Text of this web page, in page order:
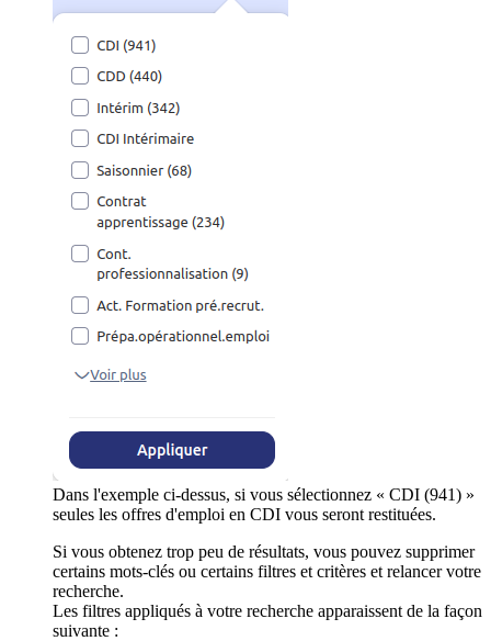
Dans l'exemple ci-dessus, si vous sélectionnez « CDI (941) »
seules les offres d'emploi en CDI vous seront restituées.
Si vous obtenez trop peu de résultats, vous pouvez supprimer
certains mots-clés ou certains filtres et critères et relancer votre
recherche.
Les filtres appliqués à votre recherche apparaissent de la façon
suivante :